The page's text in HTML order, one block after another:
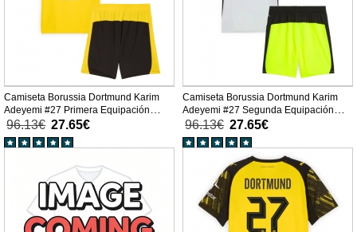
Camiseta Borussia Dortmund Karim
Adeyemi #27 Primera Equipación
Replica 2025-26 para niños mangas
cortas (+ Pantalones cortos)
96.13€ 27.65€
Camiseta Borussia Dortmund Karim
Adeyemi #27 Segunda Equipación
Replica 2025-26 para niños mangas
cortas (+ Pantalones cortos)
96.13€ 27.65€